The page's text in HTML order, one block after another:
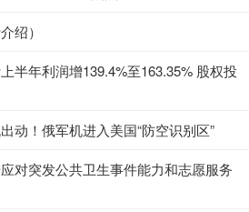
绍）
半年利润增139.4%至163.35% 股权投
动！俄军机进入美国“防空识别区”
对突发公共卫生事件能力和志愿服务